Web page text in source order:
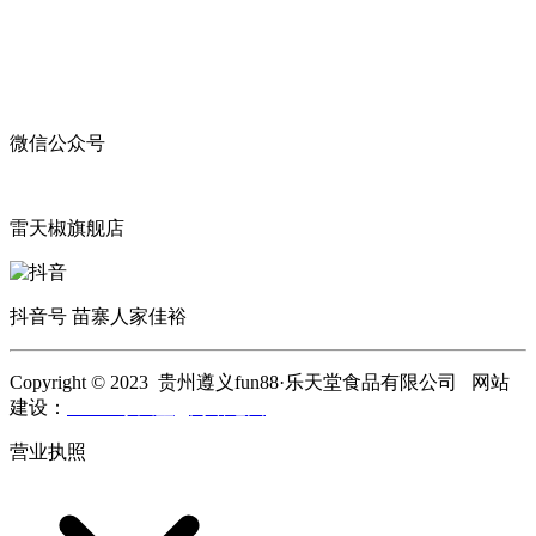
微信公众号
雷天椒旗舰店
抖音号 苗寨人家佳裕
Copyright © 2023 贵州遵义fun88·乐天堂食品有限公司 网站
建设：
营业执照